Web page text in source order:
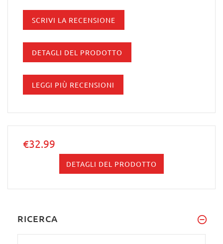
SCRIVI LA RECENSIONE
DETAGLI DEL PRODOTTO
LEGGI PIÙ RECENSIONI
€32.99
DETAGLI DEL PRODOTTO
RICERCA